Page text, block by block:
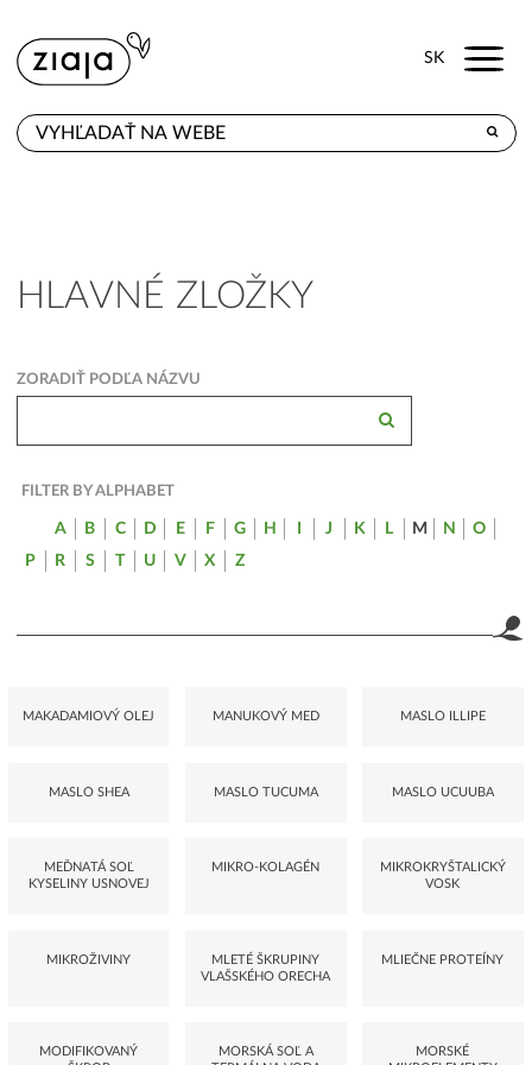
SK Menu
E-SHOP
HLAVNÉ ZLOŽKY
ZORADIŤ PODĽA NÁZVU
FILTER BY ALPHABET
A B C D E F G H J K L M N
O
P
R S T U V X Z
MAKADAMIOVÝ OLEJ MANUKOVÝ MED MASLO ILLIPE
MASLO SHEA MASLO TUCUMA MASLO UCUUBA
MEĎNATÁ SOĽ
KYSELINY USNOVEJ
MIKRO-KOLAGÉN
MIKROKRYŠTALICKÝ
VOSK
MIKROŽIVINY
MLETÉ ŠKRUPINY
VLAŠSKÉHO ORECHA
MLIEČNE PROTEÍNY
MODIFIKOVANÝ
MORSKÁ SOĽ A
MORSKÉ